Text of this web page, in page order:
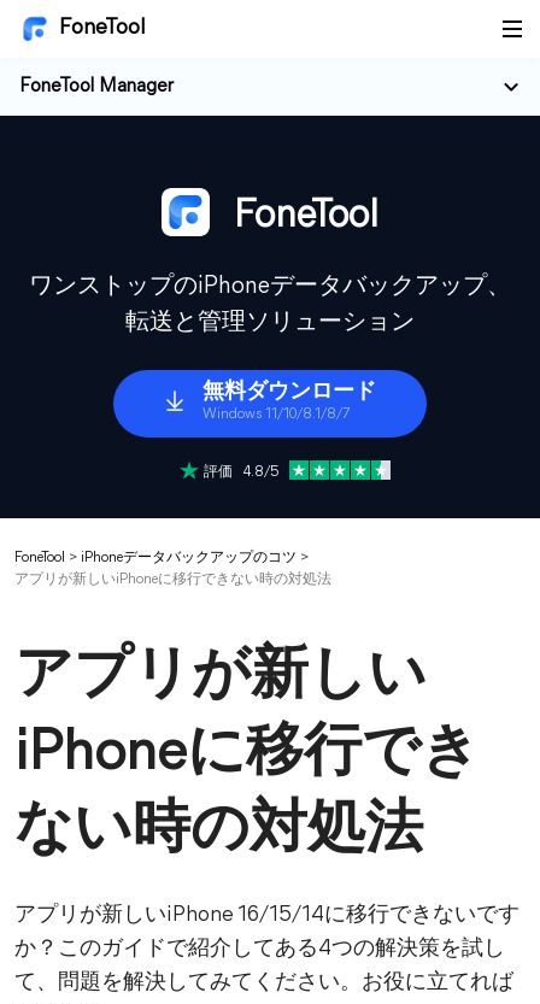
FoneTool
FoneTool Manager
FoneTool
ワンストップのiPhoneデータバックアップ、
転送と管理ソリューション
無料ダウンロード
Windows 11/10/8.1/8/7
評価 4.8/5
FoneTool > iPhoneデータバックアップのコツ >
アプリが新しいiPhoneに移行できない時の対処法
アプリが新しい
iPhoneに移行でき
ない時の対処法
アプリが新しいiPhone 16/15/14に移行できないです
か？このガイドで紹介してある4つの解決策を試し
て、問題を解決してみてください。お役に立てれば